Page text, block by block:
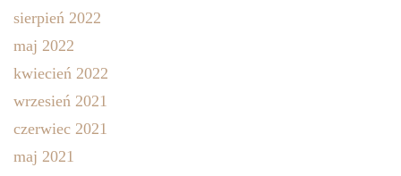
sierpień 2022
maj 2022
kwiecień 2022
wrzesień 2021
czerwiec 2021
maj 2021